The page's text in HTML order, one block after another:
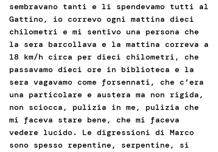
sembravano tanti e li spendevamo tutti al
Gattino, io correvo ogni mattina dieci
chilometri e mi sentivo una persona che
la sera barcollava e la mattina correva a
18 km/h circa per dieci chilometri, che
passavamo dieci ore in biblioteca e la
sera vagavamo come forsennati, che c’era
una particolare e austera ma non rigida,
non sciocca, pulizia in me, pulizia che
mi faceva stare bene, che mi faceva
vedere lucido. Le digressioni di Marco
sono spesso repentine, serpentine, si